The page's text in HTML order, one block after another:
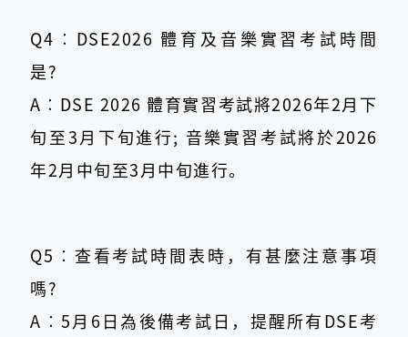
Q4︰DSE2026 體育及音樂實習考試時間
是?
A︰DSE 2026 體育實習考試將2026年2月下
旬至3月下旬進行; 音樂實習考試將於2026
年2月中旬至3月中旬進行。
Q5︰查看考試時間表時，有甚麼注意事項
嗎?
A︰5月6日為後備考試日，提醒所有DSE考